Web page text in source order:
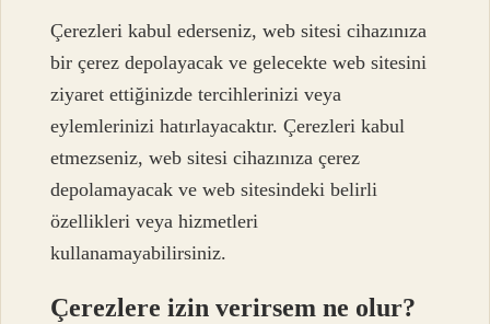
Çerezleri kabul ederseniz, web sitesi cihazınıza
bir çerez depolayacak ve gelecekte web sitesini
ziyaret ettiğinizde tercihlerinizi veya
eylemlerinizi hatırlayacaktır. Çerezleri kabul
etmezseniz, web sitesi cihazınıza çerez
depolamayacak ve web sitesindeki belirli
özellikleri veya hizmetleri
kullanamayabilirsiniz.
Çerezlere izin verirsem ne olur?